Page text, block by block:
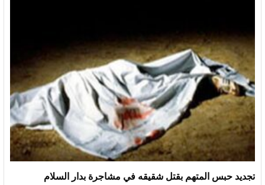
تجديد حبس المتهم بقتل شقيقه في مشاجرة بدار السلام